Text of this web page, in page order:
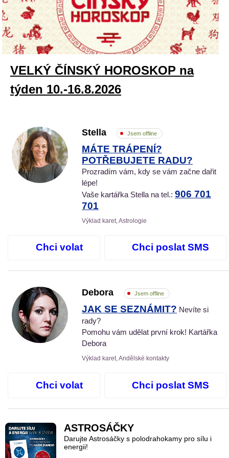
VELKÝ ČÍNSKÝ HOROSKOP na
týden 10.-16.8.2026
Stella Jsem offline
MÁTE TRÁPENÍ?
POTŘEBUJETE RADU?
Prozradím vám, kdy se vám začne dařit
lépe!
Vaše kartářka Stella na tel.: 906 701
701
Výklad karet, Astrologie
Chci volat Chci poslat SMS
Debora Jsem offline
JAK SE SEZNÁMIT? Nevíte si
rady?
Pomohu vám udělat první krok! Kartářka
Debora
Výklad karet, Andělské kontakty
Chci volat Chci poslat SMS
ASTROSÁČKY
Darujte Astrosáčky s polodrahokamy pro sílu i
energii!